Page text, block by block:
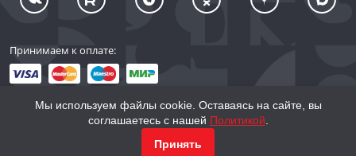
Принимаем к оплате:
© 2002–2026 «Торговый Дом Книги «МОСКВА»
Мы используем файлы cookie. Оставаясь на сайте, вы
соглашаетесь с нашей Политикой
Принять